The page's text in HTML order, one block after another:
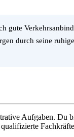
gute
durch seine
Aufgaben. Du